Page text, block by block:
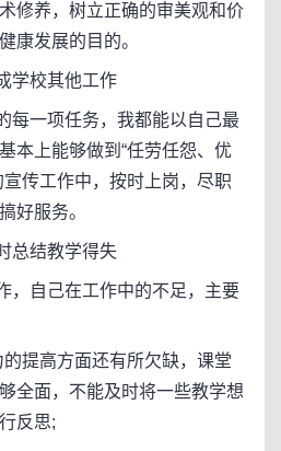
修养，树立正确的审美观和价
康发展的目的。
校其他工作
一项任务，我都能以自己最
本上能够做到“任劳任怨、优
传工作中，按时上岗，尽职
好服务。
结教学得失
自己在工作中的不足，主要
提高方面还有所欠缺，课堂
全面，不能及时将一些教学想
反思;